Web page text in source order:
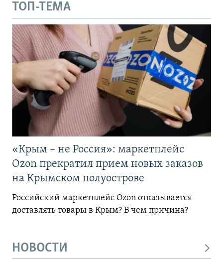
ТОП-ТЕМА
«Крым – не Россия»: маркетплейс
Ozon прекратил прием новых заказов
на Крымском полуострове
Российский маркетплейс Ozon отказывается
доставлять товары в Крым? В чем причина?
НОВОСТИ